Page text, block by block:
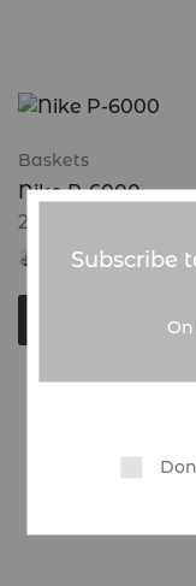
Baskets
Nike P-6000
20.000
Global Sneakers
Choix des
Subscribe